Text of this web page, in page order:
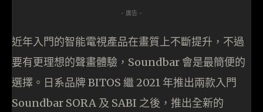
- 廣告 -
近年入門的智能電視產品在畫質上不斷提升，不過
要有更理想的聲畫體驗，Soundbar 會是最簡便的
選擇。日系品牌 BITOS 繼 2021 年推出兩款入門
Soundbar SORA 及 SABI 之後，推出全新的